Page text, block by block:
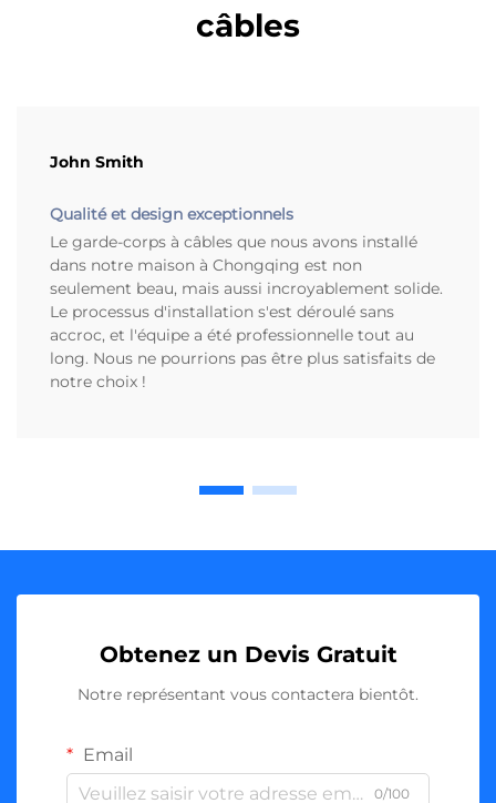
câbles
John Smith
Qualité et design exceptionnels
Le garde-corps à câbles que nous avons installé
dans notre maison à Chongqing est non
seulement beau, mais aussi incroyablement solide.
Le processus d'installation s'est déroulé sans
accroc, et l'équipe a été professionnelle tout au
long. Nous ne pourrions pas être plus satisfaits de
notre choix !
Obtenez un Devis Gratuit
Notre représentant vous contactera bientôt.
Email
0/100